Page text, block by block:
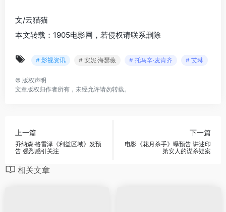
文/云猫猫
本文转载：1905电影网，若侵权请联系删除
# 影视资讯 # 安妮·海瑟薇 # 托马辛·麦肯齐 # 艾琳
© 版权声明
文章版权归作者所有，未经允许请勿转载。
上一篇
乔纳森·格雷泽《利益区域》发预
告 强烈感引关注
下一篇
电影《花月杀手》曝预告 讲述印
第安人的谋杀疑案
相关文章